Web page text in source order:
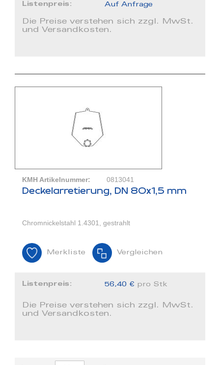
Listenpreis: Auf Anfrage
Die Preise verstehen sich zzgl. MwSt.
und Versandkosten.
KMH Artikelnummer: 0813041
Deckelarretierung, DN 80x1,5 mm
Chromnickelstahl 1.4301, gestrahlt
Merkliste Vergleichen
Listenpreis: 56,40 € pro Stk
Die Preise verstehen sich zzgl. MwSt.
und Versandkosten.